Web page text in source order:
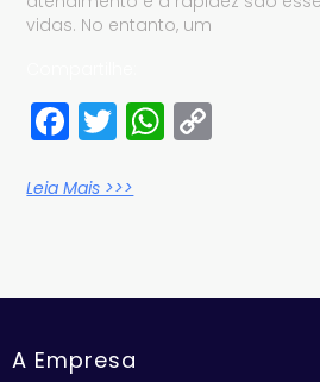
vidas. No entanto, um
Facebook
Twitter
Leia Mais >>>
A Empresa